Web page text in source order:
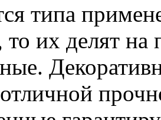
типа
то их делят